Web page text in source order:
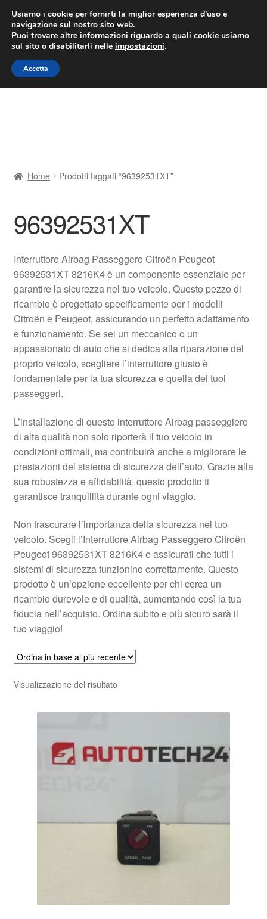
CONSEGNA da 7 EUR
Lun-Ven 9:00 - 16:00/800 580 290
Vai
alla
navigazione
Vai
al
contenuto
Contatto
Il mio account
Pagamenti
Politica sulla riservatezza
Procedura di Reclamo
Registratore di cassa
Spedizione in tutto il mondo
Termini e condizioni
Home Prodotti taggati “96392531XT”
96392531XT
Interruttore Airbag Passeggero Citroën Peugeot
96392531XT 8216K4 è un componente essenziale per
garantire la sicurezza nel tuo veicolo. Questo pezzo di
ricambio è progettato specificamente per i modelli
Citroën e Peugeot, assicurando un perfetto adattamento
e funzionamento. Se sei un meccanico o un
appassionato di auto che si dedica alla riparazione del
proprio veicolo, scegliere l’interruttore giusto è
fondamentale per la tua sicurezza e quella dei tuoi
passeggeri.
L’installazione di questo interruttore Airbag passeggiero
di alta qualità non solo riporterà il tuo veicolo in
condizioni ottimali, ma contribuirà anche a migliorare le
prestazioni del sistema di sicurezza dell’auto. Grazie alla
sua robustezza e affidabilità, questo prodotto ti
garantisce tranquillità durante ogni viaggio.
Non trascurare l’importanza della sicurezza nel tuo
veicolo. Scegli l’Interruttore Airbag Passeggero Citroën
Peugeot 96392531XT 8216K4 e assicurati che tutti i
sistemi di sicurezza funzionino correttamente. Questo
prodotto è un’opzione eccellente per chi cerca un
ricambio durevole e di qualità, aumentando così la tua
fiducia nell’acquisto. Ordina subito e più sicuro sarà il
tuo viaggio!
Visualizzazione del risultato
Usiamo i cookie per fornirti la miglior esperienza d'uso e
navigazione sul nostro sito web.
Puoi trovare altre informazioni riguardo a quali cookie usiamo
sul sito o disabilitarli nelle impostazioni.
Accetta